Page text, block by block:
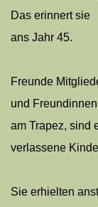
Das erinnert sie
ans Jahr 45.
Freunde
und
am Trapez, sind
verlassene
Sie erhielten